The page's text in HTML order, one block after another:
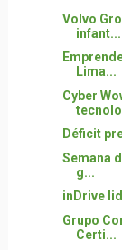
Volvo
infant...
Lima...
Cyber
Déficit
Semana
g...
inDrive
Grupo
Certi...